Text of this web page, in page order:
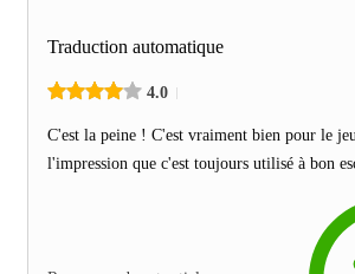
Traduction automatique
4.0
C'est la peine ! C'est vraiment bien pour le
l'impression que c'est toujours utilisé à bon